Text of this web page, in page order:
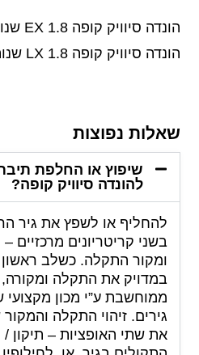
הונדה סיוויק קופה 1.8 EX שנות ייצור: 2015
הונדה סיוויק קופה 1.8 LX שנות ייצור: 2015
שאלות נפוצות
שיפוץ או החלפת תיבת
להונדה סיוויק קופה?
להחליף או לשפץ את גיר
בשני קריטריונים מרכזיים
ומקור התקלה. כשלב
במדויק את התקלה ומקורה,
ממוחשבת ע”י מכון
גירים. זיהוי התקלה
את שתי האופציות – תיקון